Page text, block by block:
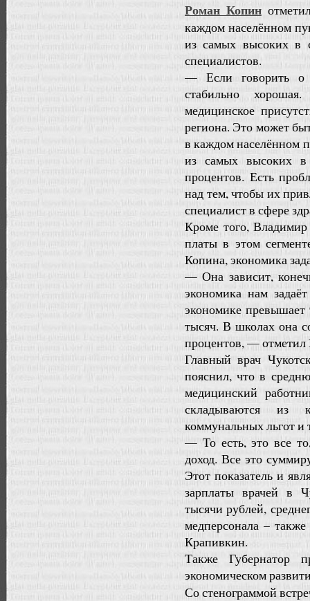
Роман Копин
каждом населённом
из самых высоких в
специалистов.
— Если говорить о
стабильно
медицинское
региона. Это может
в каждом населённом
из самых высоких в
процентов. Есть
над тем, чтобы их
специалист в сфере
Кроме того, Владимир
платы в этом
Копина, экономика
— Она зависит,
экономика нам
экономике превышает
тысяч. В школах она
процентов, — отметил
Главный врач
пояснил, что в
медицинский
складываются из
коммунальных льгот и
— То есть, это все
доход. Все это
Этот показатель и
зарплаты врачей в
тысячи рублей,
медперсонала –
Крапивкин.
Также Губернатор
экономическом
Со стенограммой